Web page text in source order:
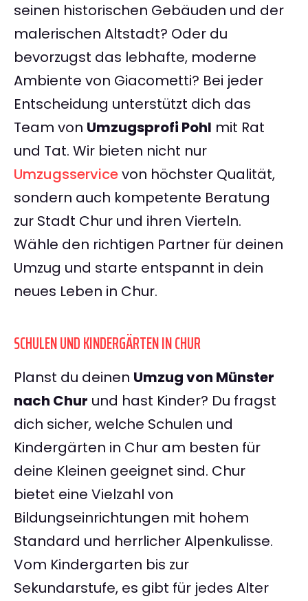
seinen historischen Gebäuden und der
malerischen Altstadt? Oder du
bevorzugst das lebhafte, moderne
Ambiente von Giacometti? Bei jeder
Entscheidung unterstützt dich das
Team von Umzugsprofi Pohl mit Rat
und Tat. Wir bieten nicht nur
Umzugsservicevon höchster Qualität,
sondern auch kompetente Beratung
zur Stadt Chur und ihren Vierteln.
Wähle den richtigen Partner für deinen
Umzug und starte entspannt in dein
neues Leben in Chur.
SCHULEN UND KINDERGÄRTEN IN CHUR
Planst du deinen Umzug von Münster
nach Chur und hast Kinder? Du fragst
dich sicher, welche Schulen und
Kindergärten in Chur am besten für
deine Kleinen geeignet sind. Chur
bietet eine Vielzahl von
Bildungseinrichtungen mit hohem
Standard und herrlicher Alpenkulisse.
Vom Kindergarten bis zur
Sekundarstufe, es gibt für jedes Alter